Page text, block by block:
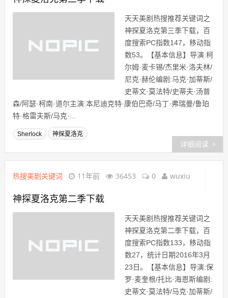
天天美剧热搜推荐关键词之
神探夏洛克第三季下载，百
度搜索PC指数147，移动指
数53。【基本信息】导演:柯
尔姆·麦卡锡/杰里米·洛夫林/
尼克·赫伦编剧:马克·加蒂斯/
史蒂文·莫法特/史蒂夫·汤普
森/阿瑟·柯南·道尔主演:本尼迪克特·康伯巴奇/马丁·弗瑞曼/鲁珀
特·格雷夫斯/马克·...
Sherlock 神探夏洛克
详细阅读
热搜美剧关键词 11年前 36453 0 wuxiu
神探夏洛克第二季下载
天天美剧热搜推荐关键词之
神探夏洛克第二季下载，百
度搜索PC指数133，移动指
数27，统计日期2016年3月
23日。【基本信息】导演:保
罗·麦奎根/托比·海恩斯编剧:
史蒂文·莫法特/马克·加蒂斯/